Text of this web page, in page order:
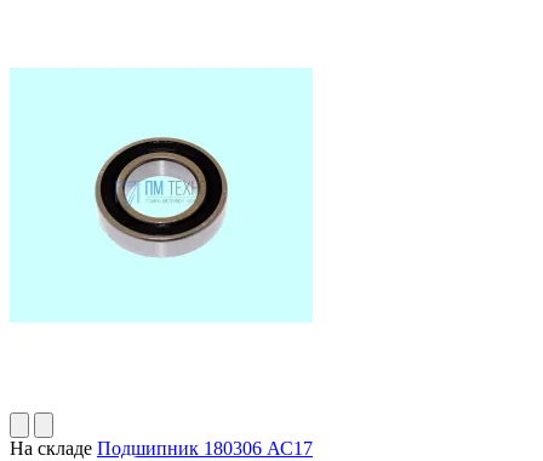
На складе Подшипник 180306 АС17